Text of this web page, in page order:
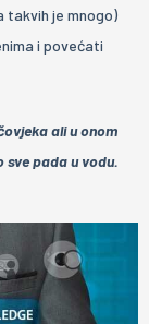
je mnogo)
i povećati
ali u onom
sve pada u vodu.